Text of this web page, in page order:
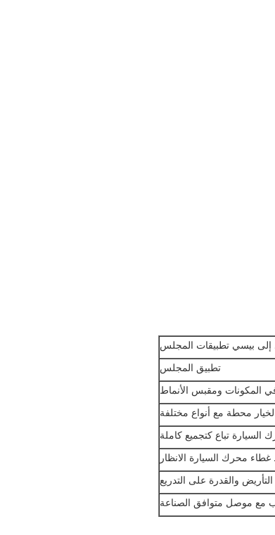
إلى بيسي تطبيقات المجلس
تطبيق المجلس
المكونات ومقبس الأنماط
محطة مع أنواع مختلفة
تباع كتجميع كاملة
محرك السيارة الانظار
والقدرة على التدريع
مع موصل متوافق الصناعة